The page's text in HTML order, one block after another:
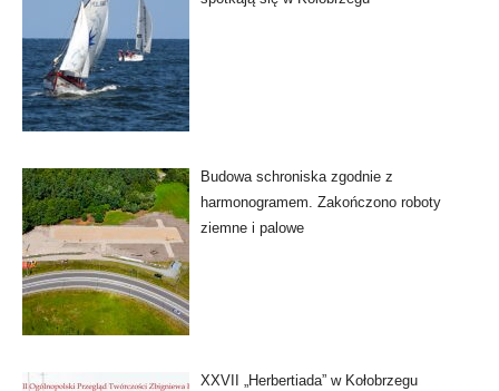
Budowa schroniska zgodnie z
harmonogramem. Zakończono roboty
ziemne i palowe
XXVII „Herbertiada” w Kołobrzegu